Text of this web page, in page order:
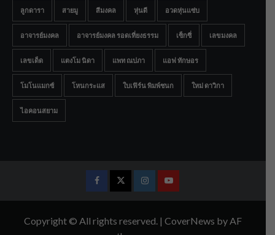
ลูกดารา สายมู สีมงคล หุ่นดี อวดหุ่นแซ่บ
อาจารย์มงคล อาจารย์มงคล รอดเที่ยงธรรม เซ็กซี่ เลขมงคล
เลขเด็ด แตงโม นิดา แพท ณปภา แอฟ ทักษอร
โมโนแมกซ์ โหนกระแส ใบเฟิร์น พิมพ์ชนก ใหม่ ดาวิกา
ไอคอนสยาม
FacebookTwitterInstagramYoutube
Copyright © All rights reserved. | CoverNews by AF